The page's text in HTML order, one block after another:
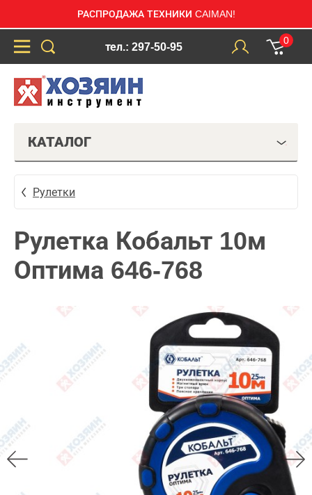
РАСПРОДАЖА ТЕХНИКИ CAIMAN!
тел.: 297-50-95
0
КАТАЛОГ
Рулетки
Рулетка Кобальт 10м
Оптима 646-768